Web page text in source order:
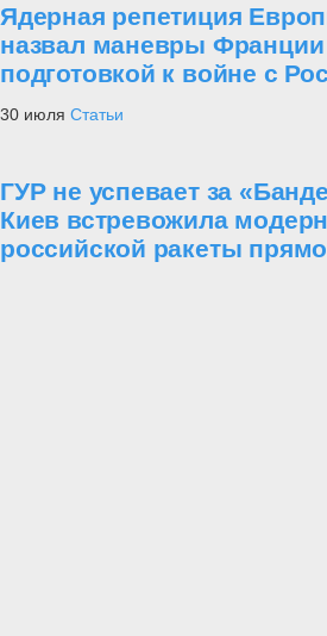
Ядерная репетиция
назвал маневры
подготовкой к войне с
30 июля Статьи
ГУР не успевает за
Киев встревожила
российской ракеты